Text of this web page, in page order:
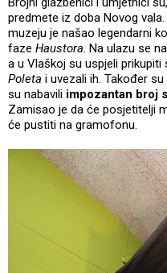
predmete iz doba Novog
muzeju je našao legendarni
faze Haustora. Na ulazu se
a u Vlaškoj su uspjeli prikupiti
Poleta i uvezali ih. Također
su nabavili impozantan broj
Zamisao je da će posjetitelji
će pustiti na gramofonu.